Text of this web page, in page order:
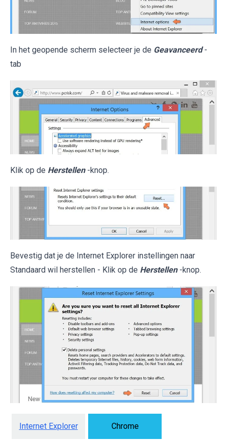
In het geopende scherm selecteer je de Geavanceerd -
tab
Klik op de Herstellen -knop.
Bevestig dat je de Internet Explorer instellingen naar
Standaard wil herstellen - Klik op de Herstellen -knop.
Internet Explorer Chrome